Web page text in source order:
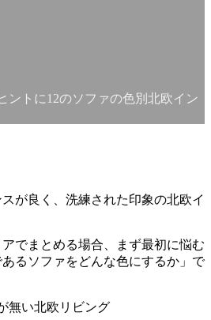
ントに12のソファの色別北欧イン
が良く、洗練された印象の北欧イ
でまとめる場合、まず最初に悩む
るソファをどんな色にするか」で